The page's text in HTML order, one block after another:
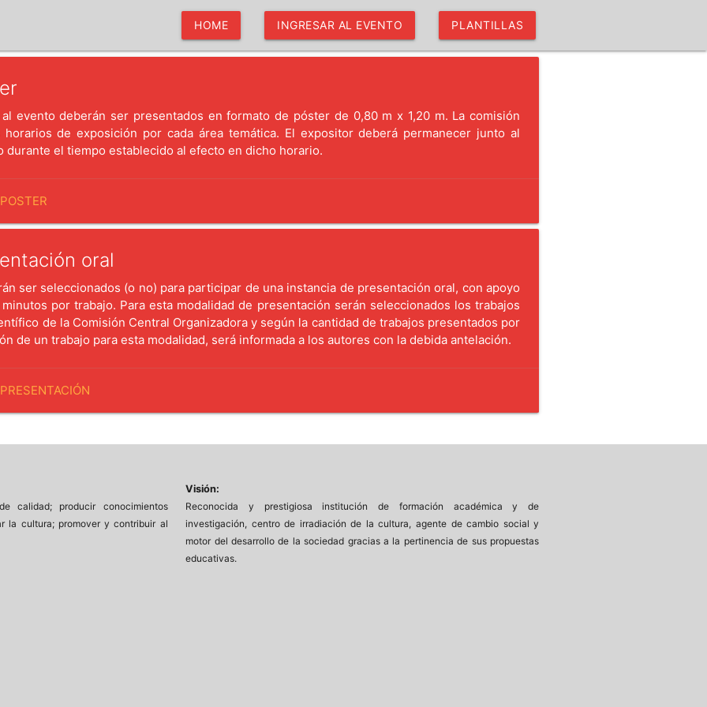
HOME INGRESAR AL EVENTO PLANTILLAS
evento deberán ser presentados en formato de póster de 0,80 m x 1,20 m. La comisión
horarios de exposición por cada área temática. El expositor deberá permanecer junto al
durante el tiempo establecido al efecto en dicho horario.
oral
ser seleccionados (o no) para participar de una instancia de presentación oral, con apoyo
por trabajo. Para esta modalidad de presentación serán seleccionados los trabajos
de la Comisión Central Organizadora y según la cantidad de trabajos presentados por
de un trabajo para esta modalidad, será informada a los autores con la debida antelación.
calidad; producir conocimientos
la cultura; promover y contribuir al
Visión:
Reconocida y prestigiosa institución de formación académica y de
investigación, centro de irradiación de la cultura, agente de cambio social y
motor del desarrollo de la sociedad gracias a la pertinencia de sus propuestas
educativas.